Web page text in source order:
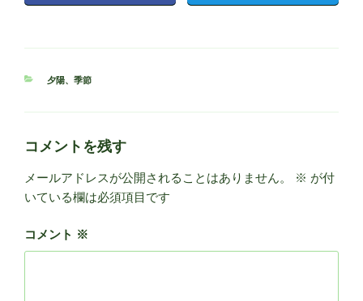
カ
夕陽、 季節
コメントを残す
メールアドレスが公開されることはありません。 ※ が付
いている欄は必須項目です
コメント ※